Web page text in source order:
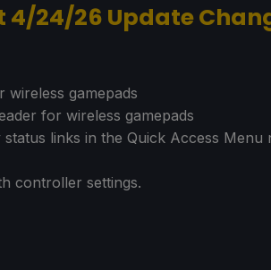
4/24/26 Update
gamepads
for wireless gamepads
links in the Quick Access Menu
controller settings.